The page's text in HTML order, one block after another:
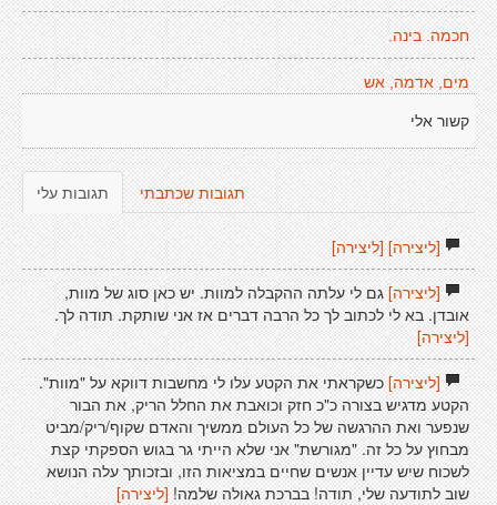
חכמה. בינה.
מים, אדמה, אש
קשור אלי
תגובות עלי תגובות שכתבתי
[ליצירה] [ליצירה]
[ליצירה]גם לי עלתה ההקבלה למוות. יש כאן סוג של מוות,
אובדן. בא לי לכתוב לך כל הרבה דברים אז אני שותקת. תודה לך.
[ליצירה]
[ליצירה]כשקראתי את הקטע עלו לי מחשבות דווקא על "מוות".
הקטע מדגיש בצורה כ"כ חזק וכואבת את החלל הריק, את הבור
שנפער ואת ההרגשה של כל העולם ממשיך והאדם שקוף/ריק/מביט
מבחוץ על כל זה. "מגורשת" אני שלא הייתי גר בגוש הספקתי קצת
לשכוח שיש עדיין אנשים שחיים במציאות הזו, ובזכותך עלה הנושא
שוב לתודעה שלי, תודה! בברכת גאולה שלמה! [ליצירה]